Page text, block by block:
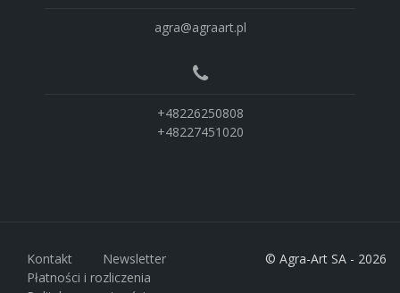
agra@agraart.pl
+48226250808
+48227451020
Kontakt
Newsletter
Płatności i rozliczenia
© Agra-Art SA - 2026